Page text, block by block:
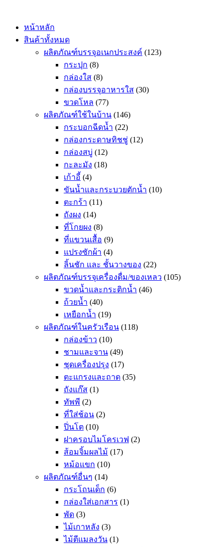
contentหน้าหลัก
สินค้าทั้งหมด
ผลิตภัณฑ์บรรจุอเนกประสงค์ (123)
กระปุก (8)
กล่องใส (8)
กล่องบรรจุอาหารใส (30)
ขวดโหล (77)
ผลิตภัณฑ์ใช้ในบ้าน (146)
กระบอกฉีดน้ำ (22)
กล่องกระดาษทิชชู่ (12)
กล่องสบู่ (12)
กะละมัง (18)
เก้าอี้ (4)
ขันน้ำและกระบวยตักน้ำ (10)
ตะกร้า (11)
ถังผง (14)
ที่โกยผง (8)
ที่แขวนเสื้อ (9)
แปรงซักผ้า (4)
ลิ้นชัก และ ชั้นวางของ (22)
ผลิตภัณฑ์บรรจุเครื่องดื่ม/ของเหลว (105)
ขวดน้ำและกระติกน้ำ (46)
ถ้วยน้ำ (40)
เหยือกน้ำ (19)
ผลิตภัณฑ์ในครัวเรือน (118)
กล่องข้าว (10)
ชามและจาน (49)
ชุดเครื่องปรุง (17)
ตะแกรงและถาด (35)
ถังแก๊ส (1)
ทัพพี (2)
ที่ใส่ช้อน (2)
ปิ่นโต (10)
ฝาครอบไมโครเวฟ (2)
ส้อมจิ้มผลไม้ (17)
หม้อแขก (10)
ผลิตภัณฑ์อื่นๆ (14)
กระโถนเด็ก (6)
กล่องใส่เอกสาร (1)
พัด (3)
ไม้เกาหลัง (3)
ไม้ตีแมลงวัน (1)